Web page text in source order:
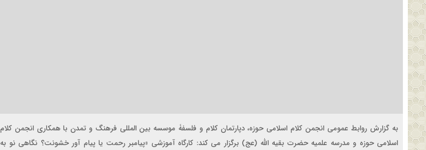
به گزارش روابط عمومی انجمن کلام اسلامی حوزه، دپارتمان کلام و فلسفۀ موسسه بین المللی فرهنگ و تمدن با همکاری انجمن کلام
اسلامی حوزه و مدرسه علمیه حضرت بقیه الله (عج) برگزار می کند: کارگاه آموزشی «پیامبر رحمت یا پیام آور خشونت؟ نگاهی نو به